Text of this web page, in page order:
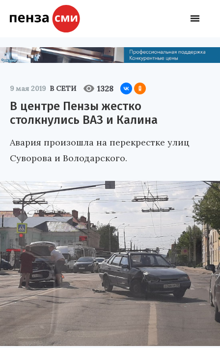
9 мая 2019 В СЕТИ 1328
В центре Пензы жестко
столкнулись ВАЗ и Калина
Авария произошла на перекрестке улиц
Суворова и Володарского.